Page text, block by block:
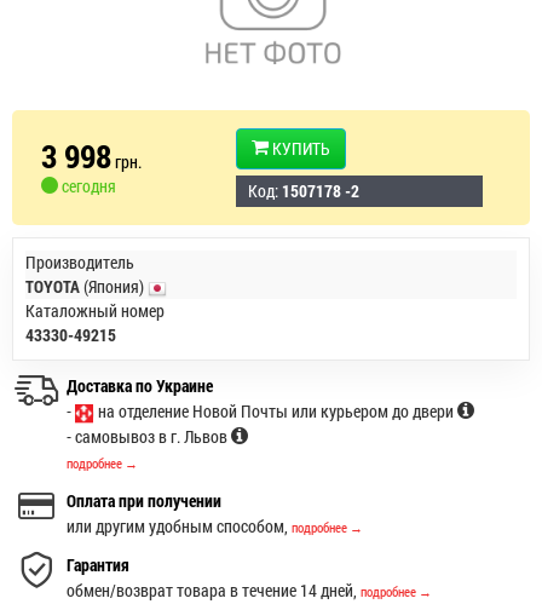
3 998грн.
сегодня
КУПИТЬ
Код: 1507178 -2
Производитель
TOYOTA(Япония)
Каталожный номер
43330-49215
Доставка по Украине
-
на отделение Новой Почты или курьером до двери
- самовывоз в г. Львов
подробнее →
Оплата при получении
или другим удобным способом, подробнее →
Гарантия
обмен/возврат товара в течение 14 дней, подробнее →